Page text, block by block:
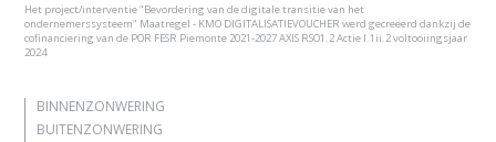
Het project/interventie "Bevordering van de digitale transitie van het
ondernemerssysteem" Maatregel - KMO DIGITALISATIEVOUCHER werd gecreëerd dankzij de
cofinanciering van de POR FESR Piemonte 2021-2027 AXIS RSO1.2 Actie I.1ii.2 voltooiingsjaar
2024
BINNENZONWERING
BUITENZONWERING